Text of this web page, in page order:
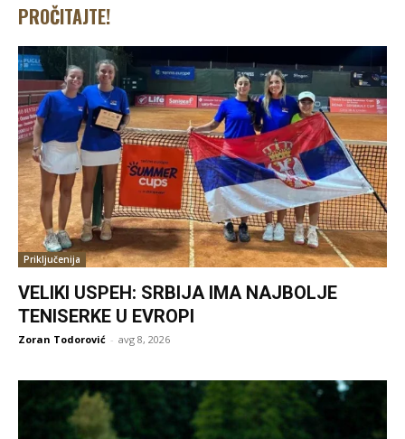
PROČITAJTE!
Priključenija
VELIKI USPEH: SRBIJA IMA NAJBOLJE
TENISERKE U EVROPI
Zoran Todorović - avg 8, 2026